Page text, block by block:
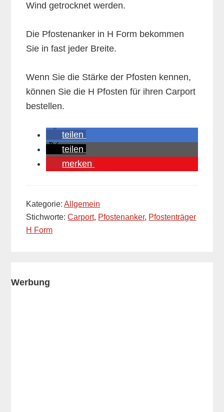
Wind getrocknet werden.
Die Pfostenanker in H Form bekommen
Sie in fast jeder Breite.
Wenn Sie die Stärke der Pfosten kennen,
können Sie die H Pfosten für ihren Carport
bestellen.
teilen
teilen
merken
Kategorie:Allgemein
Stichworte:Carport, Pfostenanker, Pfostenträger
H Form
Werbung